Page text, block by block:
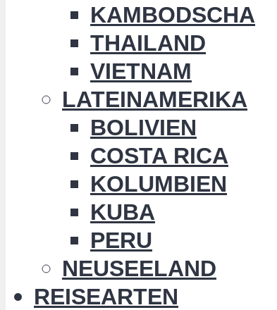
KAMBODSCHA
THAILAND
VIETNAM
LATEINAMERIKA
BOLIVIEN
COSTA RICA
KOLUMBIEN
KUBA
PERU
NEUSEELAND
REISEARTEN